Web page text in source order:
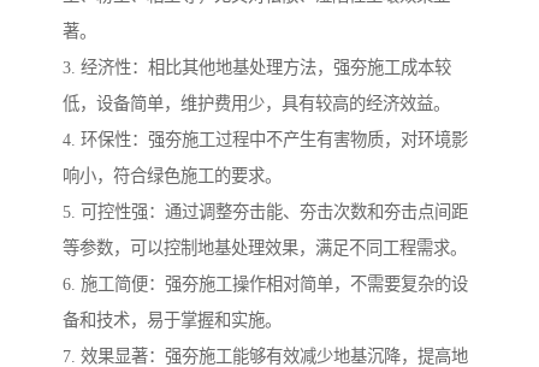
著。
3. 经济性：相比其他地基处理方法，强夯施工成本较
低，设备简单，维护费用少，具有较高的经济效益。
4. 环保性：强夯施工过程中不产生有害物质，对环境影
响小，符合绿色施工的要求。
5. 可控性强：通过调整夯击能、夯击次数和夯击点间距
等参数，可以控制地基处理效果，满足不同工程需求。
6. 施工简便：强夯施工操作相对简单，不需要复杂的设
备和技术，易于掌握和实施。
7. 效果显著：强夯施工能够有效减少地基沉降，提高地